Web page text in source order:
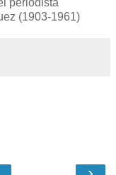
(1903-1961)